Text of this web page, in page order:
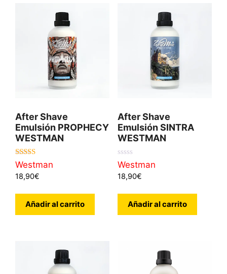
After Shave
Emulsión PROPHECY
WESTMAN
4.50
de 5
Westman
18,90€
Añadir al carrito
After Shave
Emulsión SINTRA
WESTMAN
0
d
e
Westman
18,90€
Añadir al carrito